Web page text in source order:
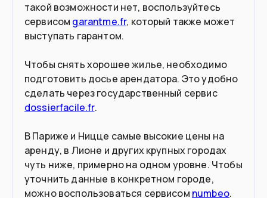
Подойдет вам если
Хотите поступить в вуз
Вы молоды и готовы работать
помощником по хозяйству
Вы опытный специалист с высокой
зарплатой
У вас есть пассивный доход от €1,478
Вы основатель стартапа
такой возможности нет, воспользуйтесь
сервисом garantme.fr, который также может
выступать гарантом.
Чтобы снять хорошее жилье, необходимо
подготовить досье арендатора. Это удобно
сделать через государственный сервис
dossierfacile.fr.
В Париже и Ницце самые высокие цены на
аренду, в Лионе и других крупных городах
чуть ниже, примерно на одном уровне. Чтобы
уточнить данные в конкретном городе,
можно воспользоваться сервисом numbeo.